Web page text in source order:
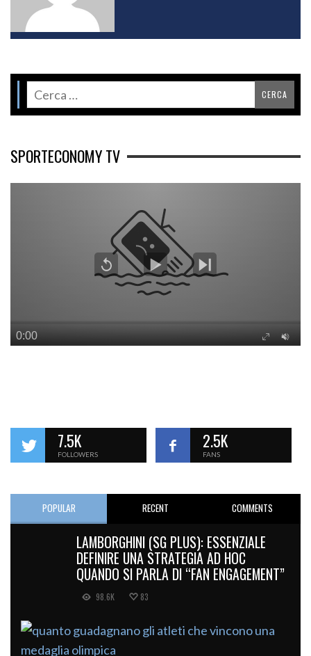
SPORTECONOMY TV
7.5K
FOLLOWERS
2.5K
FANS
POPULAR RECENT COMMENTS
LAMBORGHINI (SG PLUS): ESSENZIALE
DEFINIRE UNA STRATEGIA AD HOC
QUANDO SI PARLA DI “FAN ENGAGEMENT”
98.6K 83